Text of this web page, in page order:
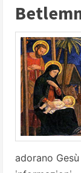
adorano